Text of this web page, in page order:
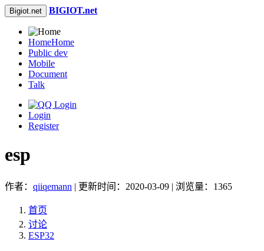
Bigiot.net BIGIOT.net
HomeHome
Public dev
Mobile
Document
Talk
Login
Register
esp
作者： qiiqemann | 更新时间：2020-03-09 | 浏览量：1365
首页
讨论
ESP32